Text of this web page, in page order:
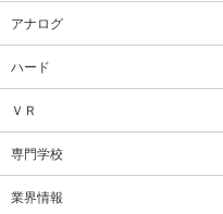
アナログ
ハード
ＶＲ
専門学校
業界情報